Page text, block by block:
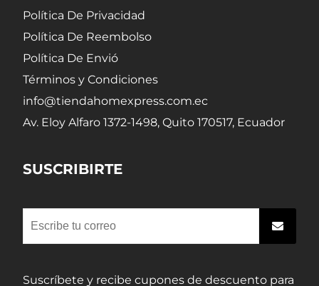
Política De Privacidad
Política De Reembolso
Política De Envió
Términos y Condiciones
info@tiendahomexpress.com.ec
Av. Eloy Alfaro 1372-1498, Quito 170517, Ecuador
SUSCRIBIRTE
Suscríbete y recibe cupones de descuento para